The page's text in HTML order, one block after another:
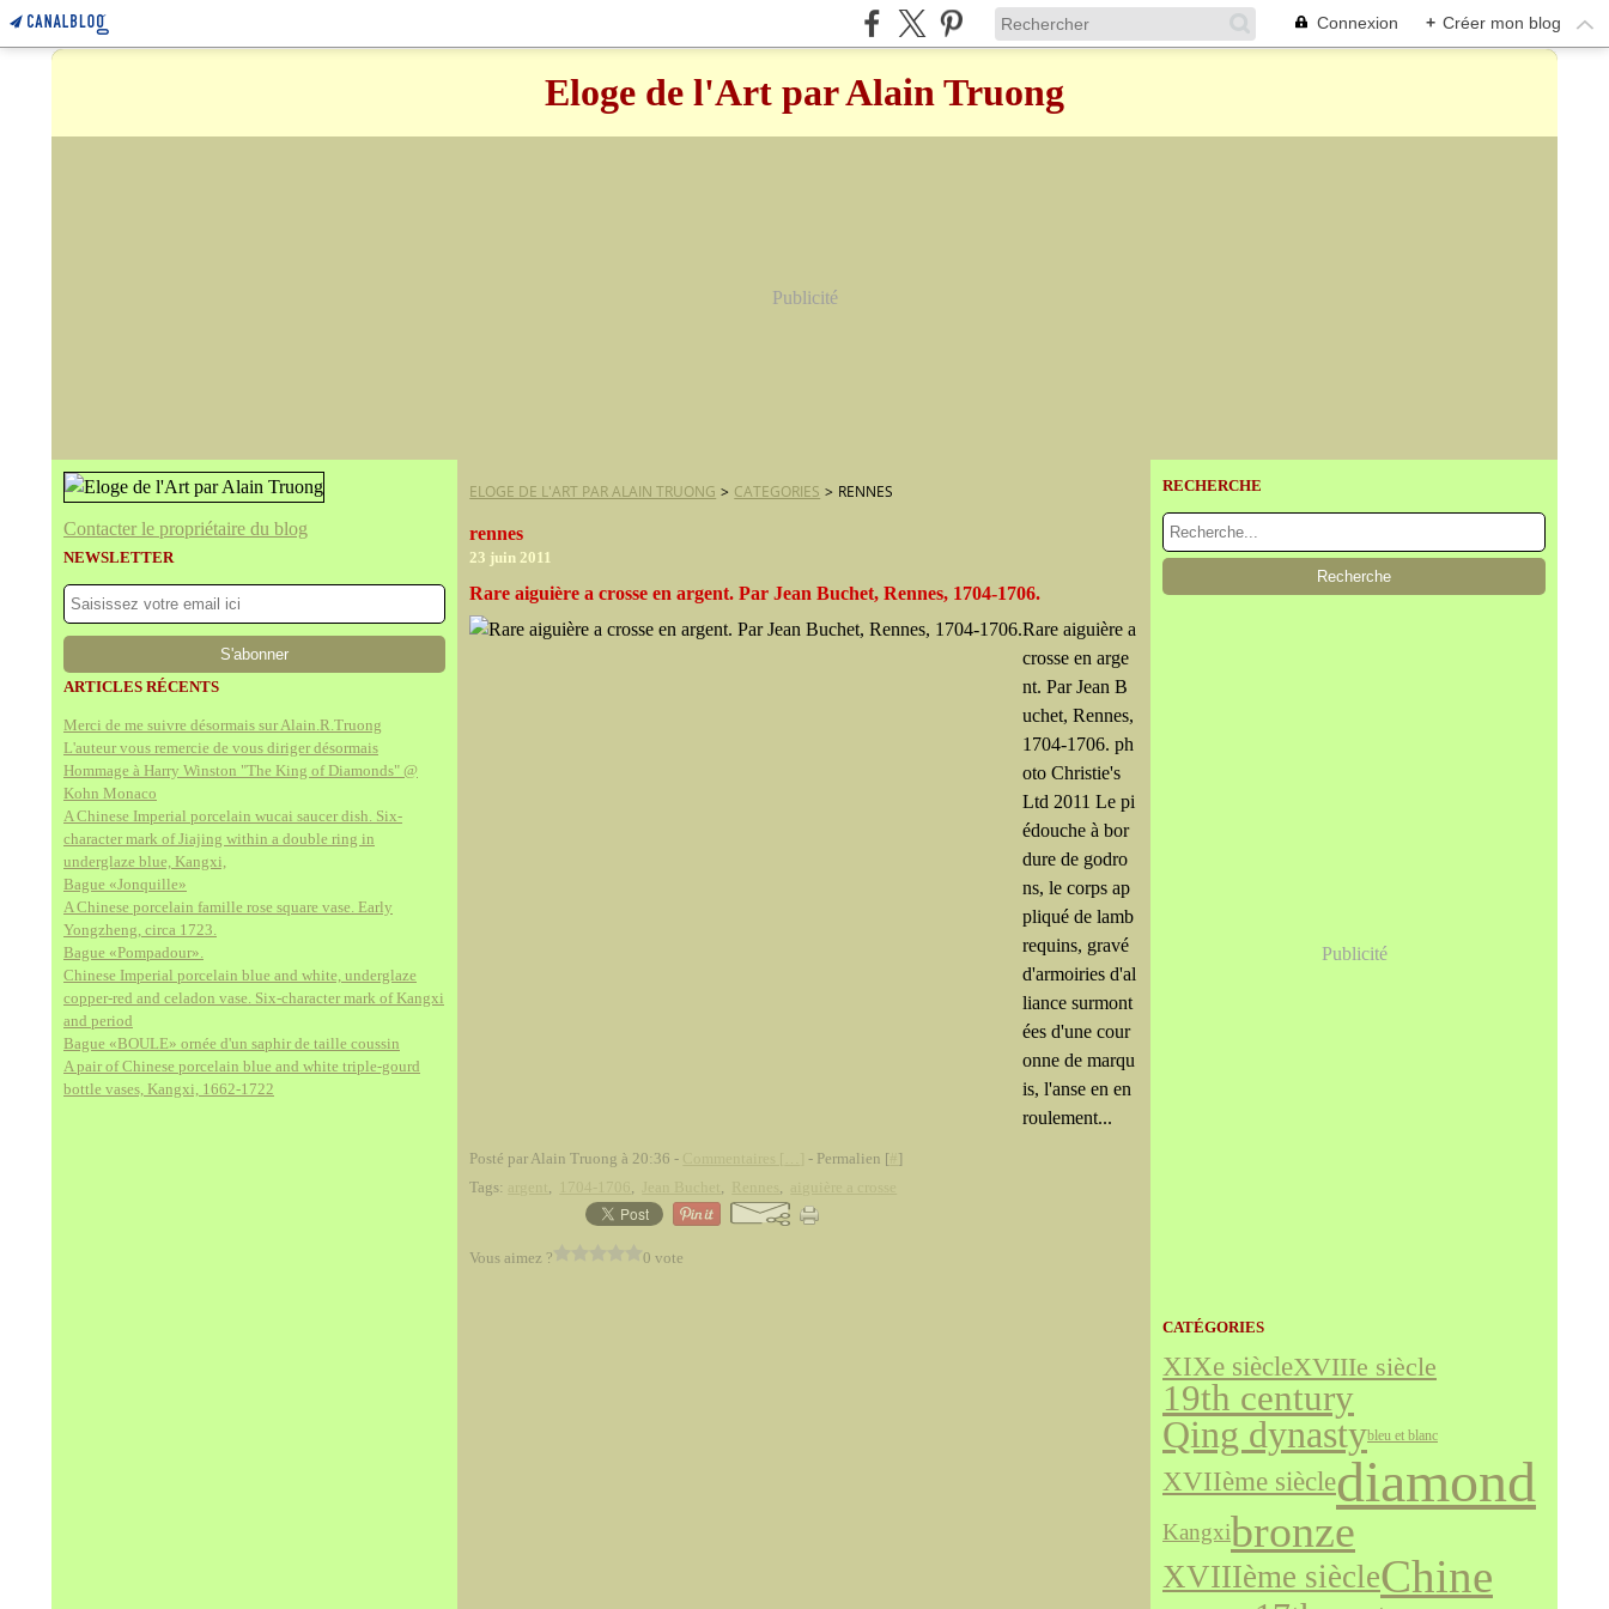
Connexion + Créer mon blog
Eloge de l'Art par Alain Truong
Publicité
Contacter le propriétaire du blog
NEWSLETTER
ARTICLES RÉCENTS
Merci de me suivre désormais sur Alain.R.Truong
L'auteur vous remercie de vous diriger désormais
Hommage à Harry Winston "The King of Diamonds" @
Kohn Monaco
A Chinese Imperial porcelain wucai saucer dish. Six-
character mark of Jiajing within a double ring in
underglaze blue, Kangxi,
Bague «Jonquille»
A Chinese porcelain famille rose square vase. Early
Yongzheng, circa 1723.
Bague «Pompadour».
Chinese Imperial porcelain blue and white, underglaze
copper-red and celadon vase. Six-character mark of Kangxi
and period
Bague «BOULE» ornée d'un saphir de taille coussin
A pair of Chinese porcelain blue and white triple-gourd
bottle vases, Kangxi, 1662-1722
ELOGE DE L'ART PAR ALAIN TRUONG > CATEGORIES > RENNES
rennes
23 juin 2011
Rare aiguière a crosse en argent. Par Jean Buchet, Rennes, 1704-1706.
Rare aiguière a
crosse en arge
nt. Par Jean B
uchet, Rennes,
1704-1706. ph
oto Christie's
Ltd 2011 Le pi
édouche à bor
dure de godro
ns, le corps ap
pliqué de lamb
requins, gravé
d'armoiries d'al
liance surmont
ées d'une cour
onne de marqu
is, l'anse en en
roulement...
Posté par Alain Truong à 20:36 - - Permalien [ ]
Tags:
, , , ,
Vous aimez ? 0 vote
RECHERCHE
Publicité
CATÉGORIES
XIXe siècleXVIIIe siècle
19th century
Qing dynastybleu et blanc
XVIIème sièclediamond
Kangxibronze
XVIIIème siècleChine